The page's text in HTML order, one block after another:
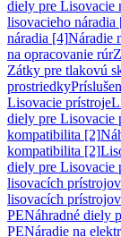
diely pre Lisovacie
lisovacieho náradia
náradia [4]Náradie
na opracovanie rúr
Zátky pre tlakovú
prostriedky
Lisovacie prístroje
diely pre Lisovacie
kompatibilita [2]
kompatibilita [2]
diely pre
lisovacích
lisovacích
PENáhradné diely
PENáradie na